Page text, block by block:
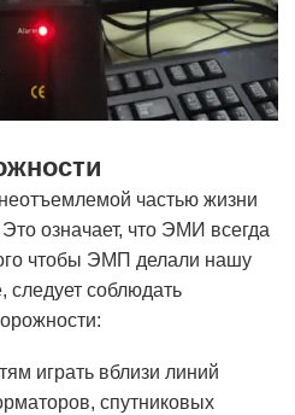
частью жизни
означает, что ЭМИ всегда
чтобы ЭМП делали нашу
следует соблюдать
играть вблизи линий
спутниковых